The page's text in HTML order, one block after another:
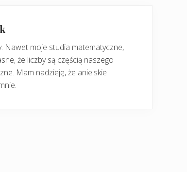
Nawet moje studia matematyczne,
że liczby są częścią naszego
Mam nadzieję, że anielskie